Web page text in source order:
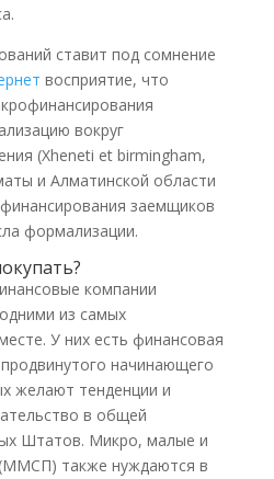
ставит под сомнение
восприятие, что
вокруг
(Xheneti et birmingham,
и Алматинской области
заемщиков
формализации.
компании
из самых
У них есть финансовая
начинающего
желают тенденции и
в общей
Штатов. Микро, малые и
(ММСП) также нуждаются в